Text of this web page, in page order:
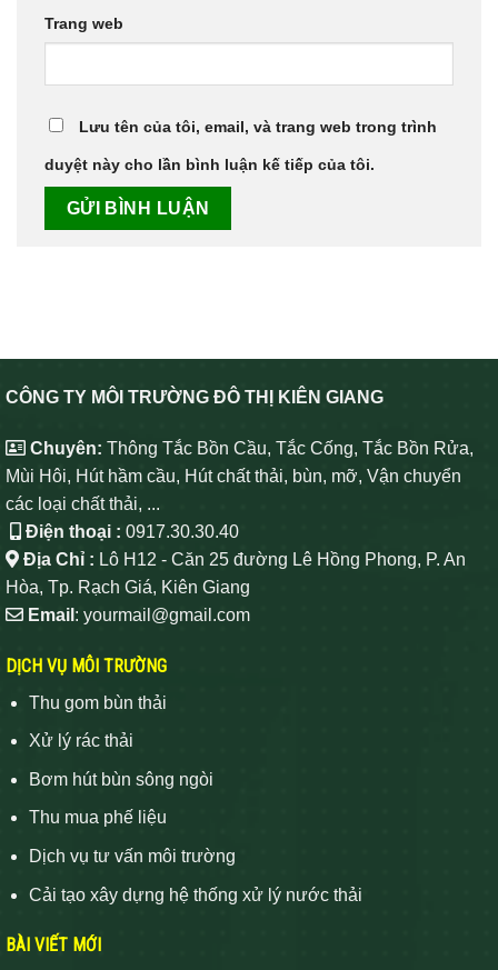
Trang web
Lưu tên của tôi, email, và trang web trong trình
duyệt này cho lần bình luận kế tiếp của tôi.
CÔNG TY MÔI TRƯỜNG ĐÔ THỊ KIÊN GIANG
Chuyên: Thông Tắc Bồn Cầu, Tắc Cống, Tắc Bồn Rửa,
Mùi Hôi, Hút hầm cầu, Hút chất thải, bùn, mỡ, Vận chuyển
các loại chất thải, ...
Điện thoại : 0917.30.30.40
Địa Chỉ : Lô H12 - Căn 25 đường Lê Hồng Phong, P. An
Hòa, Tp. Rạch Giá, Kiên Giang
Email : yourmail@gmail.com
DỊCH VỤ MÔI TRƯỜNG
Thu gom bùn thải
Xử lý rác thải
Bơm hút bùn sông ngòi
Thu mua phế liệu
Dịch vụ tư vấn môi trường
Cải tạo xây dựng hệ thống xử lý nước thải
BÀI VIẾT MỚI